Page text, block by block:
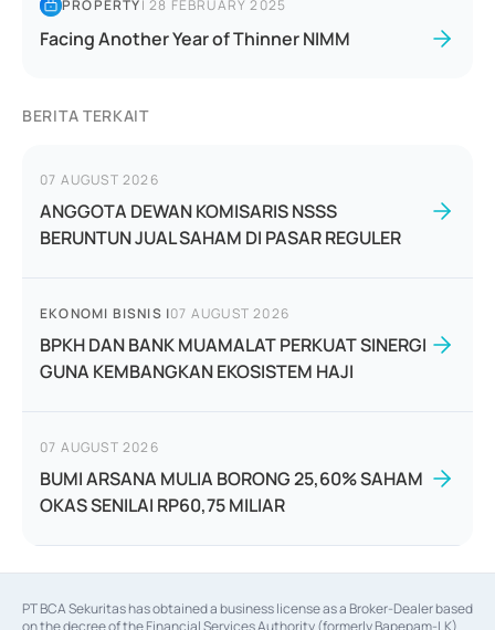
PROPERTY|28 FEBRUARY 2025
Facing Another Year of Thinner NIMM
BERITA TERKAIT
07 AUGUST 2026
ANGGOTA DEWAN KOMISARIS NSSS
BERUNTUN JUAL SAHAM DI PASAR REGULER
EKONOMI BISNIS |07 AUGUST 2026
BPKH DAN BANK MUAMALAT PERKUAT SINERGI
GUNA KEMBANGKAN EKOSISTEM HAJI
07 AUGUST 2026
BUMI ARSANA MULIA BORONG 25,60% SAHAM
OKAS SENILAI RP60,75 MILIAR
PT BCA Sekuritas has obtained a business license as a Broker-Dealer based
on the decree of the Financial Services Authority (formerly Bapepam-LK)